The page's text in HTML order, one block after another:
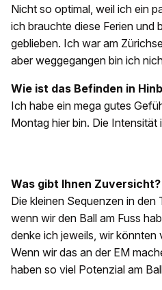
Nicht so optimal, weil ich ein
ich brauchte diese Ferien und
geblieben. Ich war am
aber weggegangen bin ich
Wie ist das Befinden in
Ich habe ein mega gutes
Montag hier bin. Die Intensität
Was gibt Ihnen Zuversicht?
Die kleinen Sequenzen in den
wenn wir den Ball am Fuss
denke ich jeweils, wir könnten
Wenn wir das an der EM
haben so viel Potenzial am